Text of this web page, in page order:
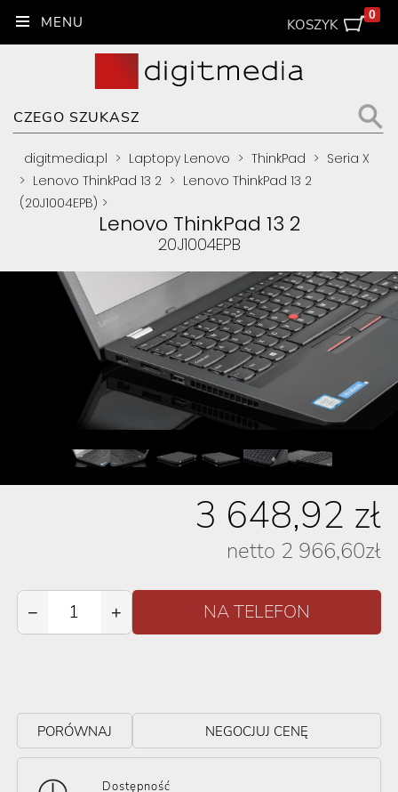
KOSZYK
0
digitmedia.pl > Laptopy Lenovo > ThinkPad > Seria X
> Lenovo ThinkPad 13 2 > Lenovo ThinkPad 13 2
(20J1004EPB) >
Lenovo ThinkPad 13 2
20J1004EPB
3 648,92 zł
netto 2 966,60zł
− +
PORÓWNAJ NEGOCJUJ CENĘ
Dostępność